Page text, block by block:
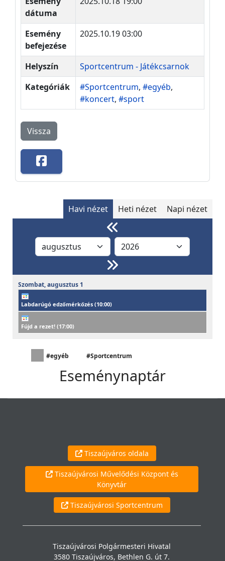
dátuma
Esemény
befejezése
2025.10.19 03:00
Helyszín
Sportcentrum - Játékcsarnok
Kategóriák
#Sportcentrum, #egyéb,
#koncert, #sport
Vissza
Havi nézet Heti nézet Napi nézet
Szombat,augusztus 1
Labdarúgó edzőmérkőzés (10:00)
Fújd a rezet! (17:00)
#egyéb #Sportcentrum
Eseménynaptár
Tiszaújváros oldala
Tiszaújvárosi Művelődési Központ és
Könyvtár
Tiszaújvárosi Sportcentrum
Tiszaújvárosi Polgármesteri Hivatal
3580 Tiszaújváros, Bethlen G. út 7.